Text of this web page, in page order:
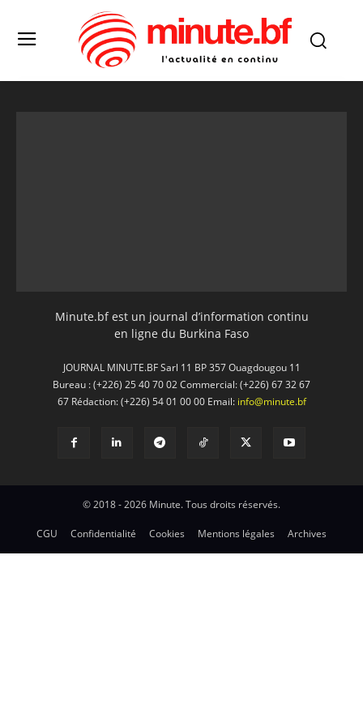
Minute.bf est un journal d’information continu
en ligne du Burkina Faso
JOURNAL MINUTE.BF Sarl 11 BP 357 Ouagdougou 11
Bureau : (+226) 25 40 70 02 Commercial: (+226) 67 32 67
67 Rédaction: (+226) 54 01 00 00 Email: info@minute.bf
© 2018 - 2026 Minute. Tous droits réservés.
CGU Confidentialité Cookies Mentions légales Archives